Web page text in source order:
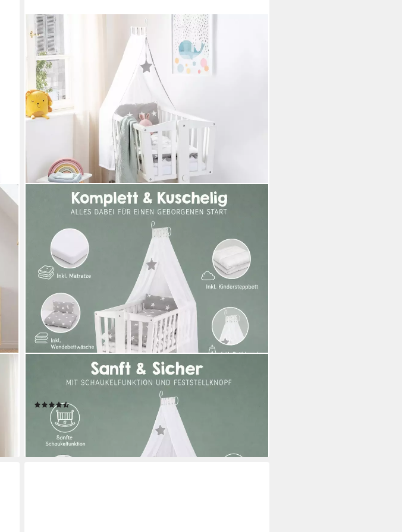
Stubenbett Komplettwiegenset "Little Stars",
Stubenwagen & Wiege aus Holz in Weiß / Grau
(8)
159,90 € UVP
lieferbar - in 4-5 Werktagen bei dir